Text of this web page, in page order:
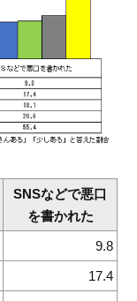
SNSなどで悪口
を書かれた
9.8
17.4